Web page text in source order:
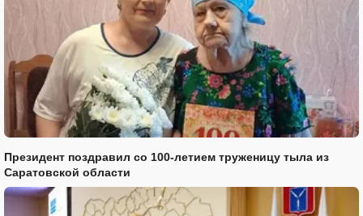
Президент поздравил со 100-летием труженицу тыла из
Саратовской области